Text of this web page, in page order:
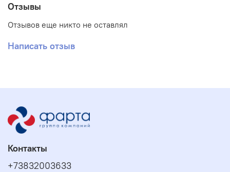
Отзывы
Отзывов еще никто не оставлял
Написать отзыв
Контакты
+73832003633